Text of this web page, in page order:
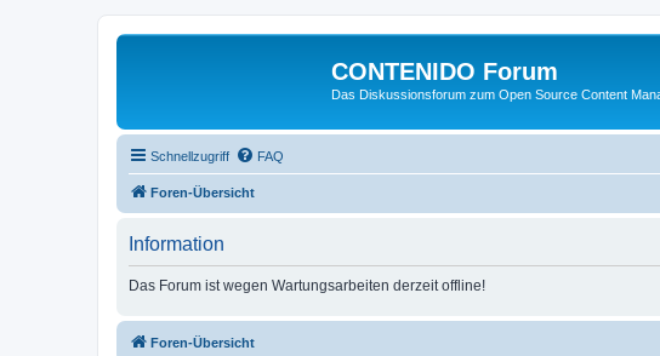
CONTENIDO Forum
Das Diskussionsforum zum Open Source Content
Schnellzugriff FAQ
Foren-Übersicht
Information
Das Forum ist wegen Wartungsarbeiten derzeit offline!
Foren-Übersicht